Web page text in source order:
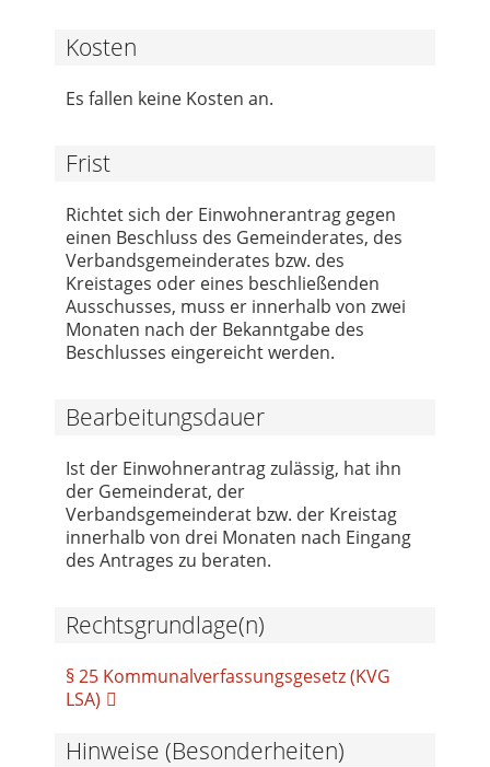
Kosten
Es fallen keine Kosten an.
Frist
Richtet sich der Einwohnerantrag gegen
einen Beschluss des Gemeinderates, des
Verbandsgemeinderates bzw. des
Kreistages oder eines beschließenden
Ausschusses, muss er innerhalb von zwei
Monaten nach der Bekanntgabe des
Beschlusses eingereicht werden.
Bearbeitungsdauer
Ist der Einwohnerantrag zulässig, hat ihn
der Gemeinderat, der
Verbandsgemeinderat bzw. der Kreistag
innerhalb von drei Monaten nach Eingang
des Antrages zu beraten.
Rechtsgrundlage(n)
§ 25 Kommunalverfassungsgesetz (KVG
LSA)
Hinweise (Besonderheiten)